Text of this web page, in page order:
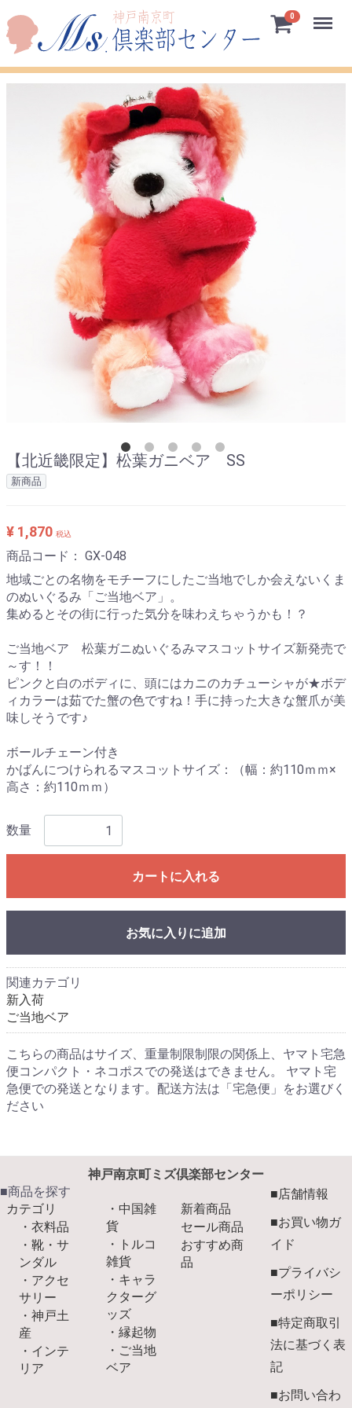
0 Menu
【北近畿限定】松葉ガニベア SS
新商品
¥ 1,870 税込
商品コード： GX-048
地域ごとの名物をモチーフにしたご当地でしか会えないくま
のぬいぐるみ「ご当地ベア」。
集めるとその街に行った気分を味わえちゃうかも！？
ご当地ベア 松葉ガニぬいぐるみマスコットサイズ新発売で
～す！！
ピンクと白のボディに、頭にはカニのカチューシャが★ボデ
ィカラーは茹でた蟹の色ですね！手に持った大きな蟹爪が美
味しそうです♪
ボールチェーン付き
かばんにつけられるマスコットサイズ：（幅：約110ｍｍ×
高さ：約110ｍｍ）
数量
カートに入れる
お気に入りに追加
関連カテゴリ
新入荷
ご当地ベア
こちらの商品はサイズ、重量制限制限の関係上、ヤマト宅急
便コンパクト・ネコポスでの発送はできません。 ヤマト宅
急便での発送となります。配送方法は「宅急便」をお選びく
ださい
神戸南京町ミズ倶楽部センター
■商品を探す
カテゴリ
・衣料品
・靴・サ
ンダル
・アクセ
サリー
・神戸土
産
・インテ
リア
・中国雑
貨
・トルコ
雑貨
・キャラ
クターグ
ッズ
・縁起物
・ご当地
ベア
新着商品
セール商品
おすすめ商
品
■店舗情報
■お買い物ガ
イド
■プライバシ
ーポリシー
■特定商取引
法に基づく表
記
■お問い合わ